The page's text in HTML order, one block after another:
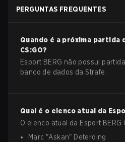
PERGUNTAS FREQUENTES
Quando é a próxima partida
CS:GO?
Esport BERG não possui
banco de dados da Strafe.
Qual é o elenco atual da
O elenco atual da Esport BERG
Marc "Askan" Deterding